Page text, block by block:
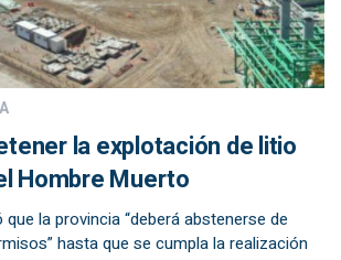
la explotación de litio
Hombre Muerto
la provincia “deberá abstenerse de
hasta que se cumpla la realización